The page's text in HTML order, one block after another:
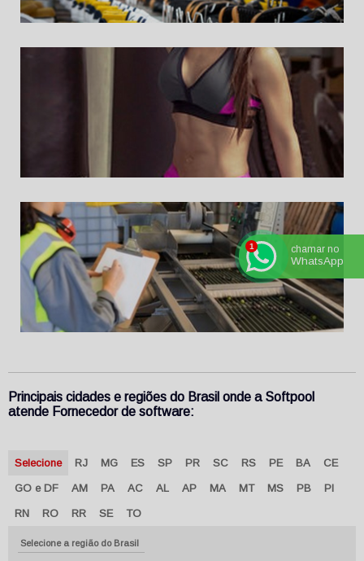
Principais cidades e regiões do Brasil onde a Softpool
atende Fornecedor de software:
Selecione RJ MG ES SP PR SC RS PE BA CE
GO e DF AM PA AC AL AP MA MT MS PB PI
RN RO RR SE TO
Selecione a região do Brasil
chamar no
WhatsApp